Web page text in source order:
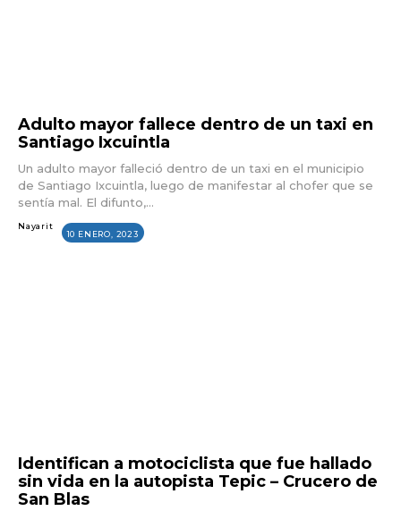
Adulto mayor fallece dentro de un taxi en
Santiago Ixcuintla
Un adulto mayor falleció dentro de un taxi en el municipio
de Santiago Ixcuintla, luego de manifestar al chofer que se
sentía mal. El difunto,...
Nayarit
10 ENERO, 2023
Identifican a motociclista que fue hallado
sin vida en la autopista Tepic – Crucero de
San Blas